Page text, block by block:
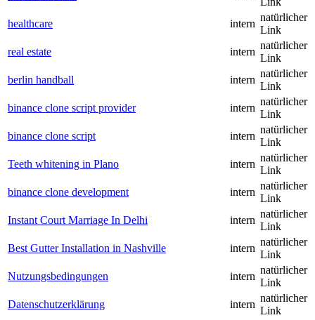
healthcare
intern
natürlicher
Link
real estate
intern
natürlicher
Link
berlin handball
intern
natürlicher
Link
binance clone script provider
intern
natürlicher
Link
binance clone script
intern
natürlicher
Link
Teeth whitening in Plano
intern
natürlicher
Link
binance clone development
intern
natürlicher
Link
Instant Court Marriage In Delhi
intern
natürlicher
Link
Best Gutter Installation in Nashville
intern
natürlicher
Link
Nutzungsbedingungen
intern
natürlicher
Link
Datenschutzerklärung
intern
natürlicher
Link